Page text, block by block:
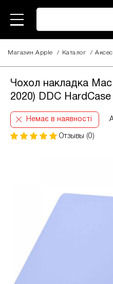
Магазин Apple / Каталог /
Чохол накладка
2020) DDC HardCase
Немає в наявності
Отзывы (0)